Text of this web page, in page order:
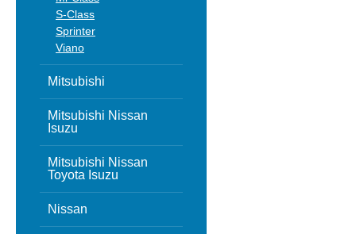
S-Class
Sprinter
Viano
Mitsubishi
Mitsubishi Nissan
Isuzu
Mitsubishi Nissan
Toyota Isuzu
Nissan